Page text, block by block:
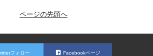
ページの先頭へ
フォロー Facebookページ